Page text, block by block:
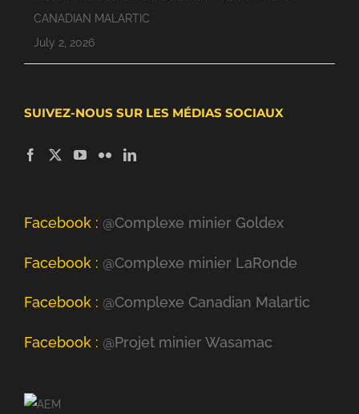
CANADIAN MALARTIC
July 2, 2026
SUIVEZ-NOUS SUR LES MÉDIAS SOCIAUX
Facebook : @Complexe minier Goldex
Facebook : @Complexe minier LaRonde
Facebook : @Complexe Canadian Malartic
Facebook : @Projet minier Wasamac